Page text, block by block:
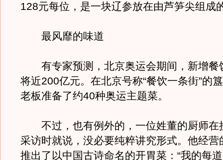
128元每位，是一块辽参放在由芦笋尖组成
最风靡的味道
有专家预测，北京奥运会期间，新增餐
将近200亿元。在北京号称“餐饮一条街”的
老板准备了约40种奥运主题菜。
不过，也有例外的，一位姓董的厨师在
采访时就说，没必要纯粹讲究形式。他经营
推出了以中国古诗命名的开胃菜：“我的每